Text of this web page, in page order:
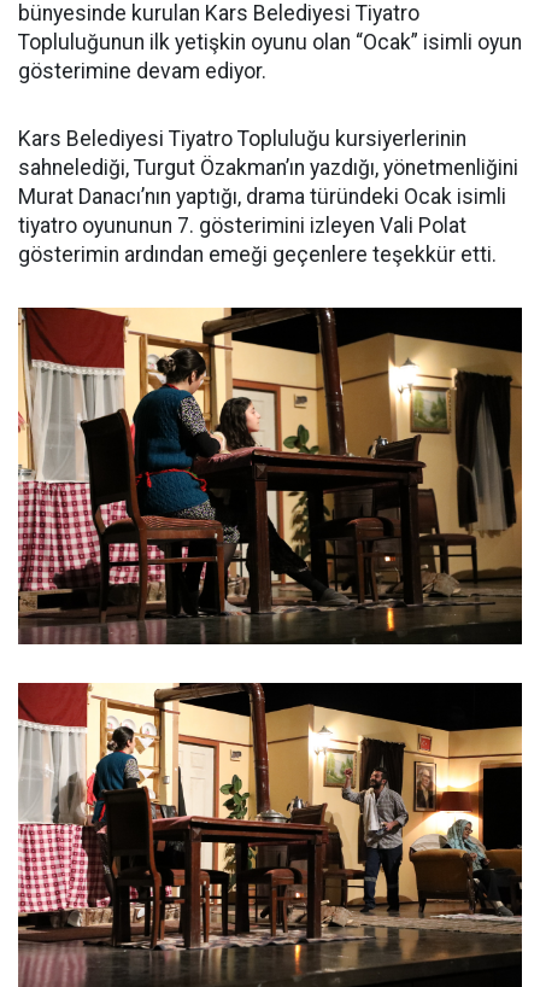
bünyesinde kurulan Kars Belediyesi Tiyatro
Topluluğunun ilk yetişkin oyunu olan “Ocak” isimli oyun
gösterimine devam ediyor.
Kars Belediyesi Tiyatro Topluluğu kursiyerlerinin
sahnelediği, Turgut Özakman’ın yazdığı, yönetmenliğini
Murat Danacı’nın yaptığı, drama türündeki Ocak isimli
tiyatro oyununun 7. gösterimini izleyen Vali Polat
gösterimin ardından emeği geçenlere teşekkür etti.